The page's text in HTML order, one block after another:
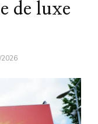
de luxe
2026